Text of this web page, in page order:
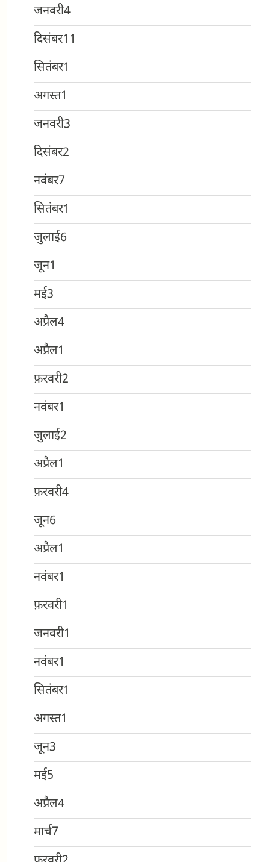
जनवरी4
दिसंबर11
सितंबर1
अगस्त1
जनवरी3
दिसंबर2
नवंबर7
सितंबर1
जुलाई6
जून1
मई3
अप्रैल4
अप्रैल1
फ़रवरी2
नवंबर1
जुलाई2
अप्रैल1
फ़रवरी4
जून6
अप्रैल1
नवंबर1
फ़रवरी1
जनवरी1
नवंबर1
सितंबर1
अगस्त1
जून3
मई5
अप्रैल4
मार्च7